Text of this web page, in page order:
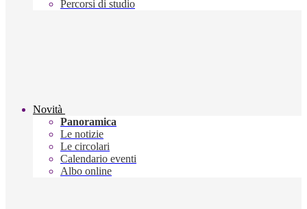
Percorsi di studio
Novità
Panoramica
Le notizie
Le circolari
Calendario eventi
Albo online